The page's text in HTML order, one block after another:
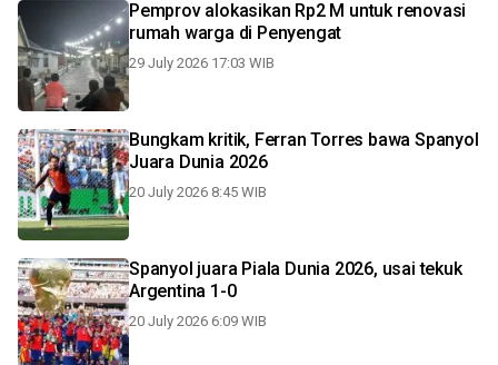
Pemprov alokasikan Rp2 M untuk renovasi
rumah warga di Penyengat
29 July 2026 17:03 WIB
Bungkam kritik, Ferran Torres bawa Spanyol
Juara Dunia 2026
20 July 2026 8:45 WIB
Spanyol juara Piala Dunia 2026, usai tekuk
Argentina 1-0
20 July 2026 6:09 WIB